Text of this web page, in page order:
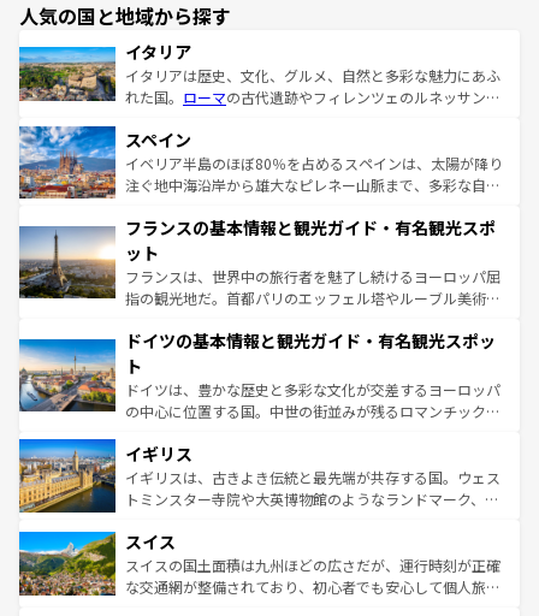
人気の国と地域から探す
イタリア
イタリアは歴史、文化、グルメ、自然と多彩な魅力にあふ
れた国。 ローマの古代遺跡やフィレンツェのルネッサンス
ろん、トスカーナの美しい田園風景やアマルフィ海岸の絶
景など、自然景観も見逃せない。観光の合間には、本場の
ピザやパスタなど、絶品のイタリア料理を堪能することも
ませてくれるイタリアで、忘れられない旅をしてみよう！
なお、新着のイタリア情報は
しい。
スペイン
イベリア半島のほぼ80％を占めるスペインは、太陽が降り
注ぐ地中海沿岸から雄大なピレネー山脈まで、多彩な自然
文化が根付くこの国では、情熱的なフラメンコ、熱気あふ
れる闘牛、そして美味しいタパスが生活の一部となってい
る。首都マドリードの洗練された雰囲気や、バルセロナの
アートに溢れた街角から、地方では古代ローマ遺跡や中世
せる。地方によって風土や気候が異なるスペインはその個
ンテンツ一覧 を参照してほしい。
フランスの基本情報と観光ガイド・有名観光スポ
ット
フランスは、世界中の旅行者を魅了し続けるヨーロッパ屈
指の観光地だ。首都パリのエッフェル塔やルーブル美術館
で、幅広い魅力が詰まっている。華麗な宮殿、歴史的な大
聖堂、美しいビーチ、そして豊かな自然が、訪れる者を心
から魅了する。また、フランスは美食の国としても知ら
れ、フランス料理はユネスコ無形文化遺産にも登録されて
香り高いラベンダー畑など、多彩な楽しみ方が可能だ。さ
らに、パリ以外の地域にも魅力が溢れており、どの街角に
も豊かな歴史と文化が息づいている。パリ以外の個性あふ
を参照してほしい。
ドイツの基本情報と観光ガイド・有名観光スポッ
ト
ドイツは、豊かな歴史と多彩な文化が交差するヨーロッパ
の中心に位置する国。中世の街並みが残るロマンチック街
顔を持つこの国は、どこを歩いても飽きることがない。ベ
ルリンの文化的活気、バイエルン州のアルプスの絶景、そ
してライン川沿いのワイン畑といった風景は必見。ビール
は、お酒好きな人にはぜひ体験してほしい。 なお、新着の
ドイツ情報はコンテンツ一覧を参照してほしい。
イギリス
イギリスは、古きよき伝統と最先端が共存する国。ウェス
トミンスター寺院や大英博物館のようなランドマーク、歴
リアごとに異なる魅力がある。また、優雅なアフタヌーン
ティー、ビール好きにはたまらない英国パブ、サッカー観
戦など、本場だからこそできる体験も豊富。イギリスを旅
スイス
スイスの国土面積は九州ほどの広さだが、運行時刻が正確
な交通網が整備されており、初心者でも安心して個人旅行